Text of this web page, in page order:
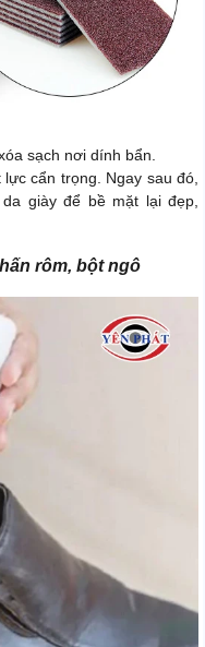
sạch nơi dính bẩn.
cẩn trọng. Ngay sau đó,
giày để bề mặt lại đẹp,
rôm, bột ngô